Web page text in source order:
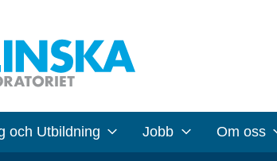
och Utbildning Jobb Om oss